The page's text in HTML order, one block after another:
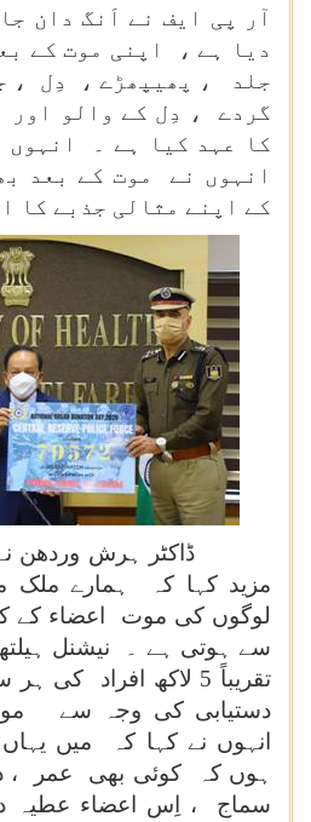
آر پی ایف نے اَنگ دان
دیا ہے ، اپنی موت کے
جلد ، پھیپھڑے ، دِل ،
گردے ، دِل کے والو اور
کا عہد کیا ہے ۔ انہوں
انہوں نے موت کے بعد
کے اپنے مثالی جذبے کا
ڈاکٹر ہرش وردھن
مزید کہا کہ ہمارے ملک
لوگوں کی موت اعضاء کے
سے ہوتی ہے ۔ نیشنل
تقریباً 5 لاکھ افراد
دستیابی کی وجہ سے
انہوں نے کہا کہ میں
ہوں کہ کوئی بھی عمر ،
سماج ، اِس اعضاء عطیہ